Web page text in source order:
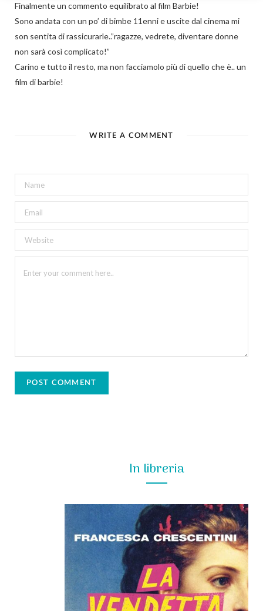
Finalmente un commento equilibrato al film Barbie!
Sono andata con un po’ di bimbe 11enni e uscite dal cinema mi
son sentita di rassicurarle..”ragazze, vedrete, diventare donne
non sarà così complicato!”
Carino e tutto il resto, ma non facciamolo più di quello che è.. un
film di barbie!
WRITE A COMMENT
In libreria